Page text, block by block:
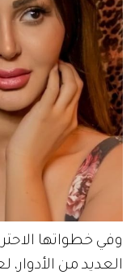
وفي خطواتها
العديد من